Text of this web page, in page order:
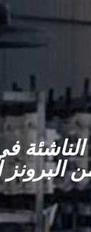
الناشئة